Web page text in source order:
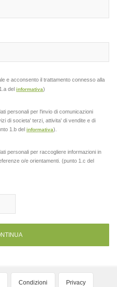
e acconsento il trattamento connesso alla
del informativa)
personali per l'invio di comunicazioni
di societa' terzi, attivita' di vendite e di
1.b del informativa).
personali per raccogliere informazioni in
o/e orientamenti. (punto 1.c del
Condizioni Privacy